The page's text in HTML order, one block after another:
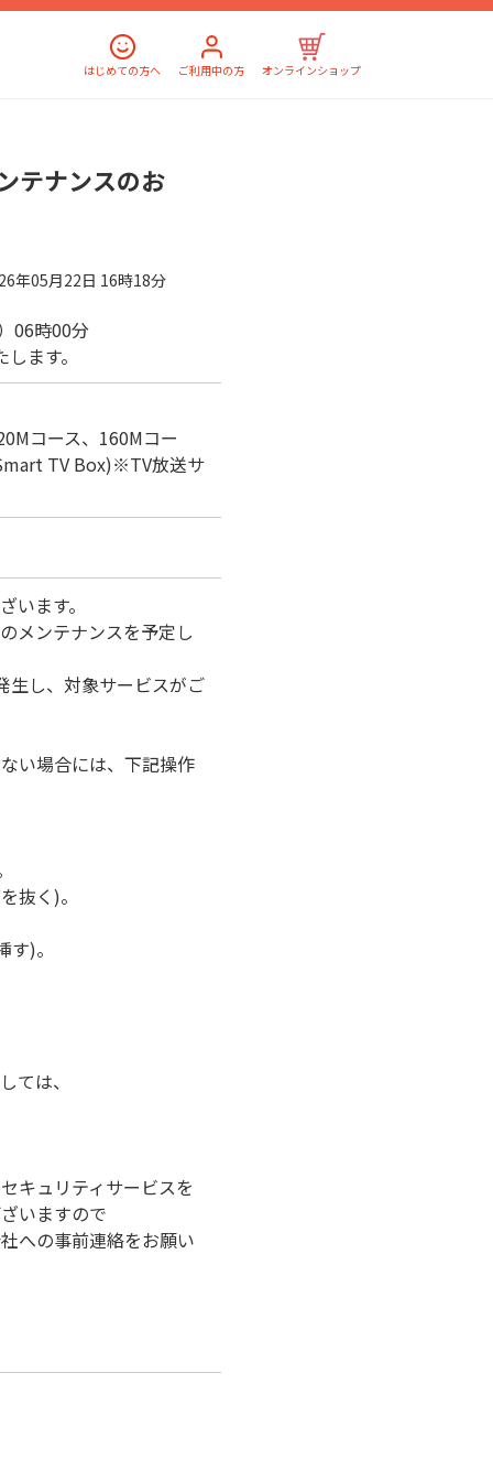
はじめての方へ ご利用中の方 オンラインショップ
テナンスのお
年05月22日 16時18分
06時00分
ます。
コース、160Mコー
TV Box)※TV放送サ
います。
メンテナンスを予定し
生し、対象サービスがご
い場合には、下記操作
抜く)。
)。
ては、
キュリティサービスを
いますので
への事前連絡をお願い